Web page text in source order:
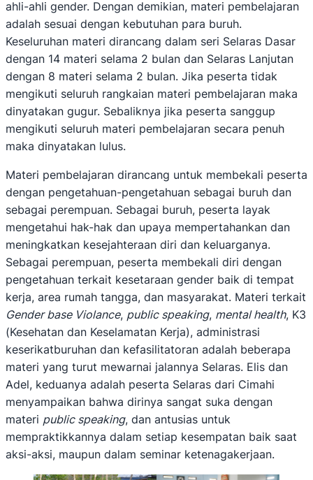
ahli-ahli gender. Dengan demikian, materi pembelajaran
adalah sesuai dengan kebutuhan para buruh.
Keseluruhan materi dirancang dalam seri Selaras Dasar
dengan 14 materi selama 2 bulan dan Selaras Lanjutan
dengan 8 materi selama 2 bulan. Jika peserta tidak
mengikuti seluruh rangkaian materi pembelajaran maka
dinyatakan gugur. Sebaliknya jika peserta sanggup
mengikuti seluruh materi pembelajaran secara penuh
maka dinyatakan lulus.
Materi pembelajaran dirancang untuk membekali peserta
dengan pengetahuan-pengetahuan sebagai buruh dan
sebagai perempuan. Sebagai buruh, peserta layak
mengetahui hak-hak dan upaya mempertahankan dan
meningkatkan kesejahteraan diri dan keluarganya.
Sebagai perempuan, peserta membekali diri dengan
pengetahuan terkait kesetaraan gender baik di tempat
kerja, area rumah tangga, dan masyarakat. Materi terkait
Gender base Violance, public speaking, mental health, K3
(Kesehatan dan Keselamatan Kerja), administrasi
keserikatburuhan dan kefasilitatoran adalah beberapa
materi yang turut mewarnai jalannya Selaras. Elis dan
Adel, keduanya adalah peserta Selaras dari Cimahi
menyampaikan bahwa dirinya sangat suka dengan
materi public speaking, dan antusias untuk
mempraktikkannya dalam setiap kesempatan baik saat
aksi-aksi, maupun dalam seminar ketenagakerjaan.